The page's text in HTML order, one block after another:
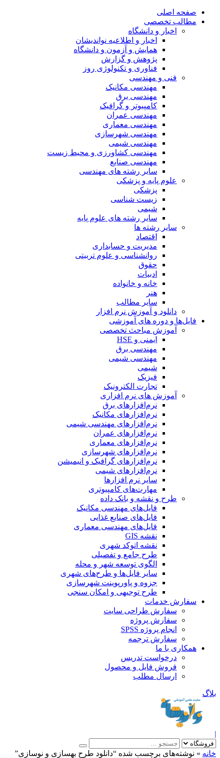
صفحه اصلی
مطالب تخصصی
اخبار و دانشگاه
اخبار و اطلاعیه نواندیشان
همایش و آزمون و دانشگاه
پژوهش و گزارش
فناوری و تکنولوژی روز
فنی و مهندسی
مهندسی مکانیک
مهندسی برق
کامپیوتر و گرافیک
مهندسی عمران
مهندسی معماری
مهندسی شهرسازی
مهندسی شیمی
مهندسی کشاورزی و محیط زیست
مهندسی صنایع
سایر رشته های مهندسی
علوم پایه و پزشکی
پزشکی
زیست شناسی
شیمی
سایر رشته های علوم پایه
سایر رشته ها
اقتصاد
مدیریت و حسابداری
روانشناسی و علوم تربیتی
حقوق
ادبیات
خانه و خانواده
هنر
سایر مطالب
دانلود و آموزش نرم افزار
فایل‌ها و دوره های آموزشی
آموزش مباحث تخصصی
ایمنی و HSE
مهندسی برق
مهندسی شیمی
شیمی
فیزیک
تجارت الکترونیک
آموزش های نرم افزاری
نرم‌افزارهای برق
نرم‌افزارهای مکانیک
نرم‌افزارهای مهندسی شیمی
نرم‌افزارهای عمران
نرم‌افزارهای معماری
نرم‌افزارهای شهرسازی
نرم‌افزارهای گرافیک و انیمیشن
نرم‌افزارهای شیمی
سایر نرم افزارها
مهارت‌های کامپیوتری
طرح و نقشه و بانک داده
فایل‌های مهندسی مکانیک
فایل‌های صنایع غذایی
فایل‌های مهندسی معماری
نقشه GIS
نقشه اتوکد شهری
طرح جامع و تفصیلی
الگوی توسعه شهر و محله
سایر فایل‌ها و طرح‌های شهری
جزوه و پاورپوینت شهرسازی
طرح توجیهی و امکان سنجی
سفارش خدمات
سفارش طراحی سایت
سفارش پروژه
انجام پروژه SPSS
سفارش ترجمه
همکاری با ما
درخواست تدریس
فروش فایل و محصول
ارسال مطلب
»نوشته‌های برچسب شده “دانلود طرح بهسازی و نوسازی”